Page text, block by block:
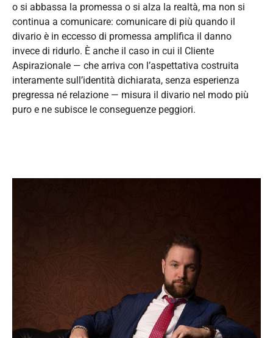
o si abbassa la promessa o si alza la realtà, ma non si
continua a comunicare: comunicare di più quando il
divario è in eccesso di promessa amplifica il danno
invece di ridurlo. È anche il caso in cui il Cliente
Aspirazionale — che arriva con l’aspettativa costruita
interamente sull’identità dichiarata, senza esperienza
pregressa né relazione — misura il divario nel modo più
puro e ne subisce le conseguenze peggiori.